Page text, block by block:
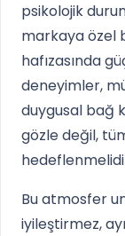
psikolojik
markaya özel
hafızasında
deneyimler,
duygusal bağ
gözle değil,
Bu atmosfer
iyileştirmez,